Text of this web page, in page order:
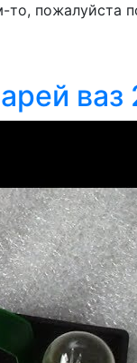
пожалуйста
ваз